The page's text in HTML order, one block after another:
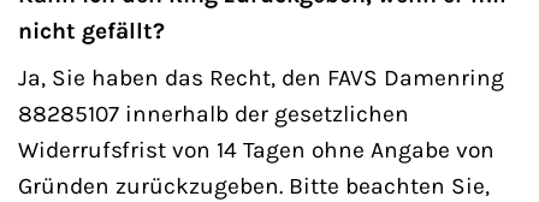
nicht gefällt?
Ja, Sie haben das Recht, den FAVS Damenring
88285107 innerhalb der gesetzlichen
Widerrufsfrist von 14 Tagen ohne Angabe von
Gründen zurückzugeben. Bitte beachten Sie,